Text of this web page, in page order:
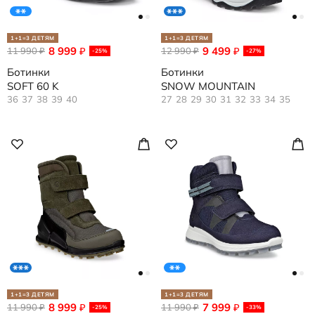
1+1=3 ДЕТЯМ
8 999 ₽ -25%
11 990₽
Ботинки
SOFT 60 K
36 37 38 39 40
1+1=3 ДЕТЯМ
9 499 ₽ -27%
12 990₽
Ботинки
SNOW MOUNTAIN
27 28 29 30 31 32 33 34 35
1+1=3 ДЕТЯМ
8 999 ₽ -25%
11 990₽
1+1=3 ДЕТЯМ
7 999 ₽ -33%
11 990₽